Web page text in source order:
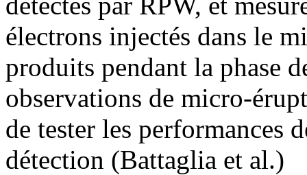
électrons injectés dans le
produits pendant la phase
observations de micro-
de tester les performances
détection (Battaglia et al.)